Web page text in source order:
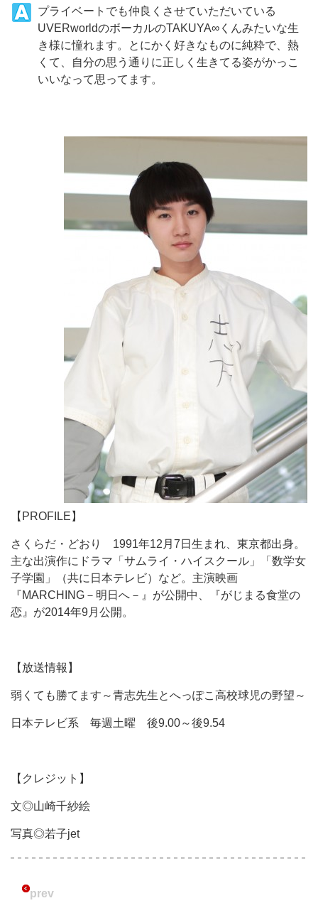
プライベートでも仲良くさせていただいている
UVERworldのボーカルのTAKUYA∞くんみたいな生
き様に憧れます。とにかく好きなものに純粋で、熱
くて、自分の思う通りに正しく生きてる姿がかっこ
いいなって思ってます。
【PROFILE】
さくらだ・どおり 1991年12月7日生まれ、東京都出身。
主な出演作にドラマ「サムライ・ハイスクール」「数学女
子学園」（共に日本テレビ）など。主演映画
『MARCHING－明日へ－』が公開中、『がじまる食堂の
恋』が2014年9月公開。
【放送情報】
弱くても勝てます～青志先生とへっぽこ高校球児の野望～
日本テレビ系 毎週土曜 後9.00～後9.54
【クレジット】
文◎山崎千紗絵
写真◎若子jet
prev